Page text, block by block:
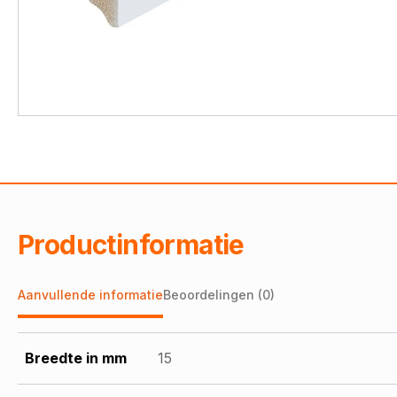
Productinformatie
Aanvullende informatieBeoordelingen (0)
Breedte in mm 15